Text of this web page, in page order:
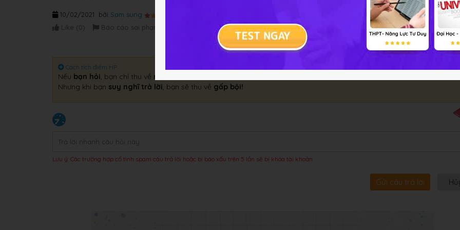
bởi Sam sung
10/02/2021
Like (0) Báo cáo sai phạm
Cách tích điểm HP
Nếu bạn hỏi, bạn chỉ thu về một câu trả lời
Nhưng khi bạn suy nghĩ trả lời, bạn sẽ thu về gấp bội!
Lưu ý: Các trường hợp cố tình spam câu trả lời hoặc bị báo xấu trên 5 lần sẽ bị khóa tài khoản
Gửi câu trả lời